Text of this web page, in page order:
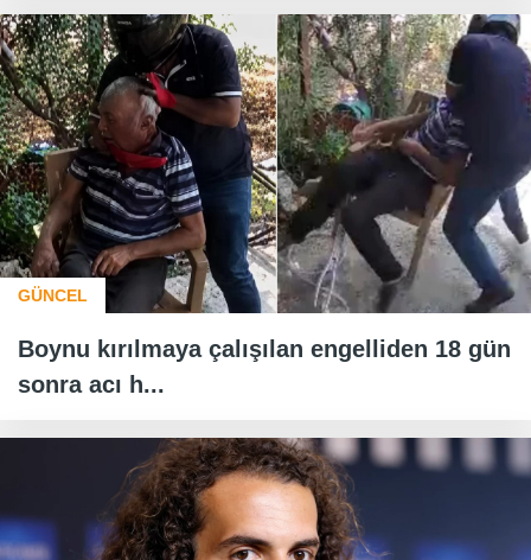
GÜNCEL
Boynu kırılmaya çalışılan engelliden 18 gün
sonra acı h...